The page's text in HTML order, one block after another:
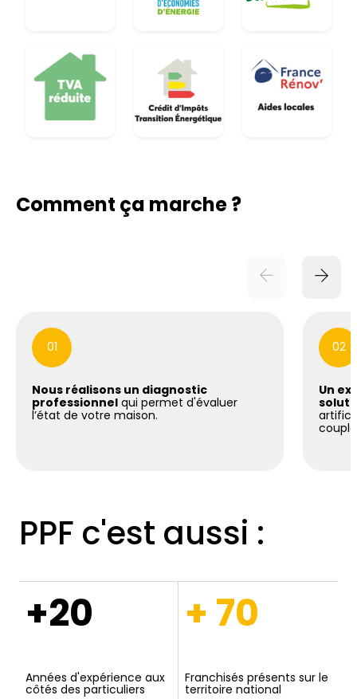
Comment ça marche ?
01
Nous réalisons un diagnostic
professionnel qui permet d'évaluer
l’état de votre maison.
02
Un
PPF c'est aussi :
+20
Années d'expérience aux
côtés des particuliers
+ 70
Franchisés présents sur le
territoire national